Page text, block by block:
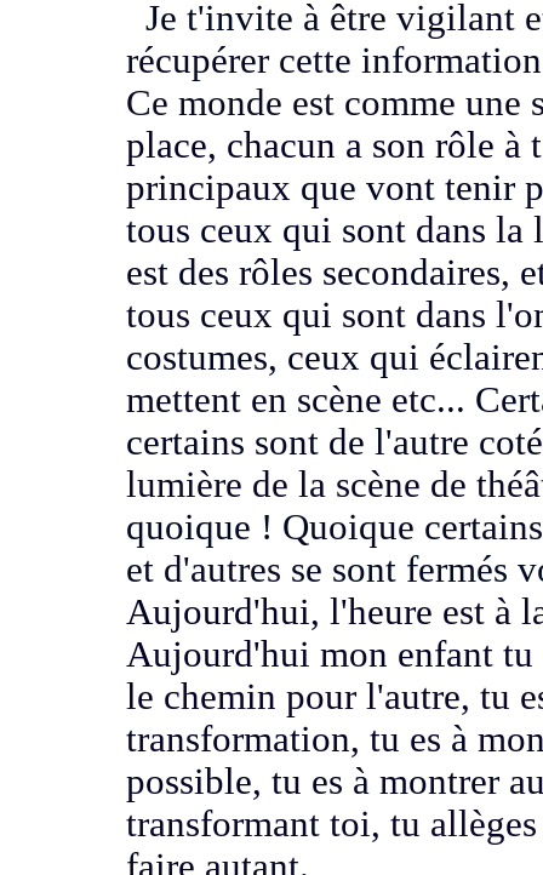
Je t'invite à être vigilant
récupérer cette
Ce monde est comme une
place, chacun a son rôle à
principaux que vont tenir
tous ceux qui sont dans la
est des rôles secondaires,
tous ceux qui sont dans
costumes, ceux qui
mettent en scène etc...
certains sont de l'autre
lumière de la scène de
quoique ! Quoique
et d'autres se sont fermés
Aujourd'hui, l'heure est à
Aujourd'hui mon enfant tu
le chemin pour l'autre, tu
transformation, tu es à
possible,tu es à montrer
transformant toi,tu
faire autant.